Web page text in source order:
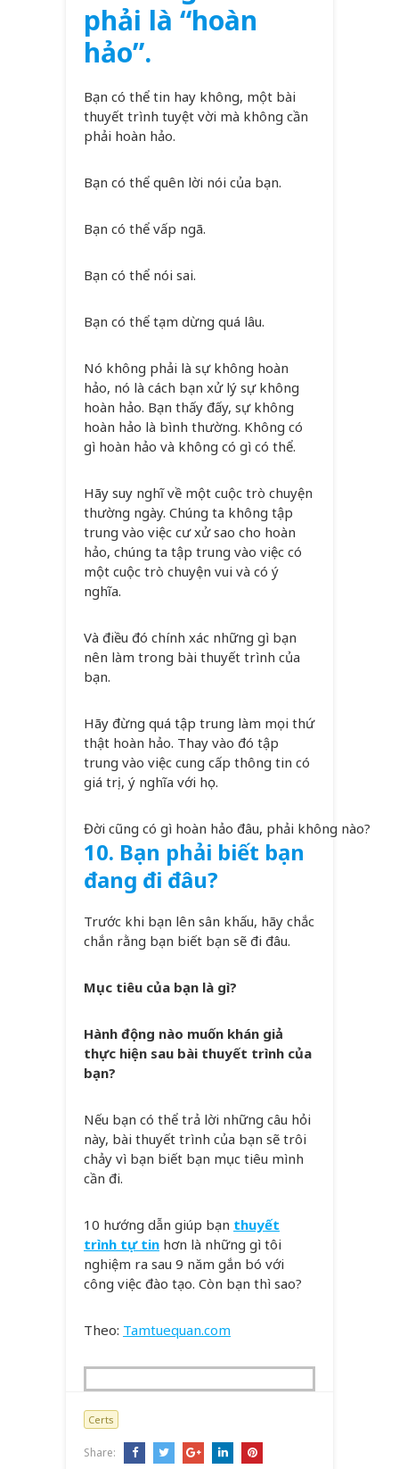
phải là “hoàn
hảo”.
Bạn có thể tin hay không, một bài
thuyết trình tuyệt vời mà không cần
phải hoàn hảo.
Bạn có thể quên lời nói của bạn.
Bạn có thể vấp ngã.
Bạn có thể nói sai.
Bạn có thể tạm dừng quá lâu.
Nó không phải là sự không hoàn
hảo, nó là cách bạn xử lý sự không
hoàn hảo. Bạn thấy đấy, sự không
hoàn hảo là bình thường. Không có
gì hoàn hảo và không có gì có thể.
Hãy suy nghĩ về một cuộc trò chuyện
thường ngày. Chúng ta không tập
trung vào việc cư xử sao cho hoàn
hảo, chúng ta tập trung vào việc có
một cuộc trò chuyện vui và có ý
nghĩa.
Và điều đó chính xác những gì bạn
nên làm trong bài thuyết trình của
bạn.
Hãy đừng quá tập trung làm mọi thứ
thật hoàn hảo. Thay vào đó tập
trung vào việc cung cấp thông tin có
giá trị, ý nghĩa với họ.
Đời cũng có gì hoàn hảo đâu, phải không nào?
10. Bạn phải biết bạn
đang đi đâu?
Trước khi bạn lên sân khấu, hãy chắc
chắn rằng bạn biết bạn sẽ đi đâu.
Mục tiêu của bạn là gì?
Hành động nào muốn khán giả
thực hiện sau bài thuyết trình của
bạn?
Nếu bạn có thể trả lời những câu hỏi
này, bài thuyết trình của bạn sẽ trôi
chảy vì bạn biết bạn mục tiêu mình
cần đi.
10 hướng dẫn giúp bạn thuyết
trình tự tin hơn là những gì tôi
nghiệm ra sau 9 năm gắn bó với
công việc đào tạo. Còn bạn thì sao?
Theo: Tamtuequan.com
Certs
Share: